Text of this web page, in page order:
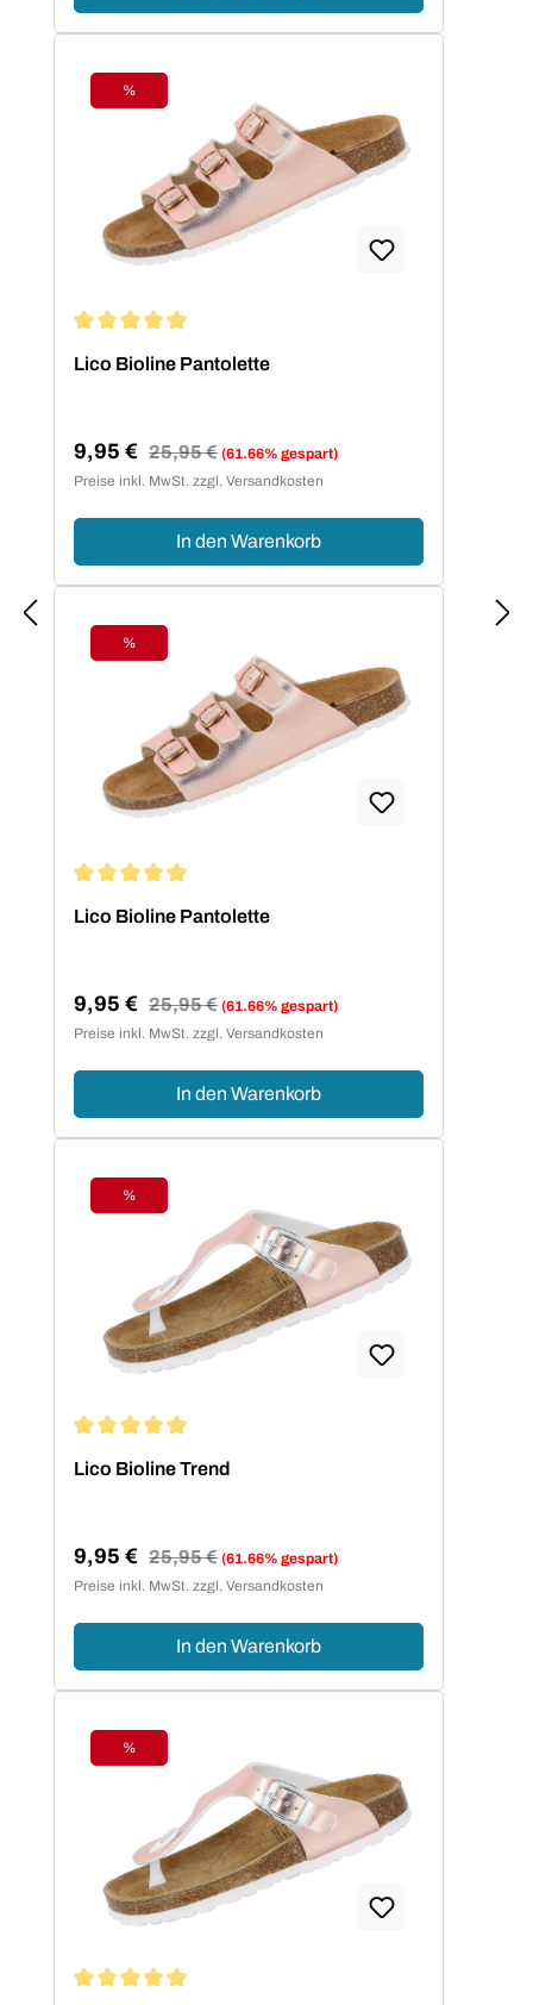
Rabatt
%
Lico Bioline Pantolette
Verkaufspreis:
9,95 € Regulärer Preis:
25,95 € (61.66% gespart)
Preise inkl. MwSt. zzgl. Versandkosten
In den Warenkorb
Rabatt
%
Lico Bioline Pantolette
Verkaufspreis:
9,95 € Regulärer Preis:
25,95 € (61.66% gespart)
Preise inkl. MwSt. zzgl. Versandkosten
In den Warenkorb
Rabatt
%
Lico Bioline Trend
Verkaufspreis:
9,95 € Regulärer Preis:
25,95 € (61.66% gespart)
Preise inkl. MwSt. zzgl. Versandkosten
In den Warenkorb
Rabatt
%